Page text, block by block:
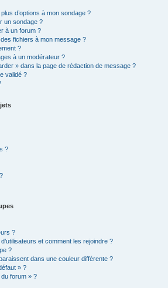
d’options à mon sondage ?
un sondage ?
à un forum ?
fichiers à mon message ?
?
à un modérateur ?
» dans la page de rédaction de message ?
validé ?
?
?
et comment les rejoindre ?
?
dans une couleur différente ?
» ?
du forum » ?